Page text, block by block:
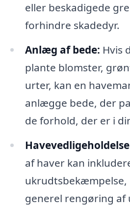
eller beskadigede
forhindre skadedyr.
Anlæg af bede: Hvis
plante blomster,
urter, kan en
anlægge bede, der
de forhold, der er i
af haver kan
ukrudtsbekæmpelse,
generel rengøring af